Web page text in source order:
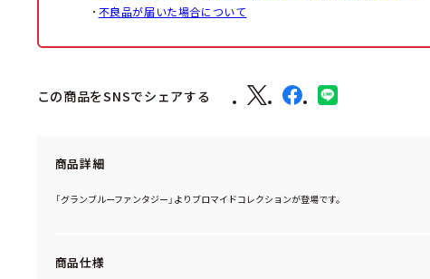
不良品が届いた場合について
この商品をSNSでシェアする
商品詳細
「グランブルーファンタジー」よりブロマイドコレクションが登場です。
商品仕様